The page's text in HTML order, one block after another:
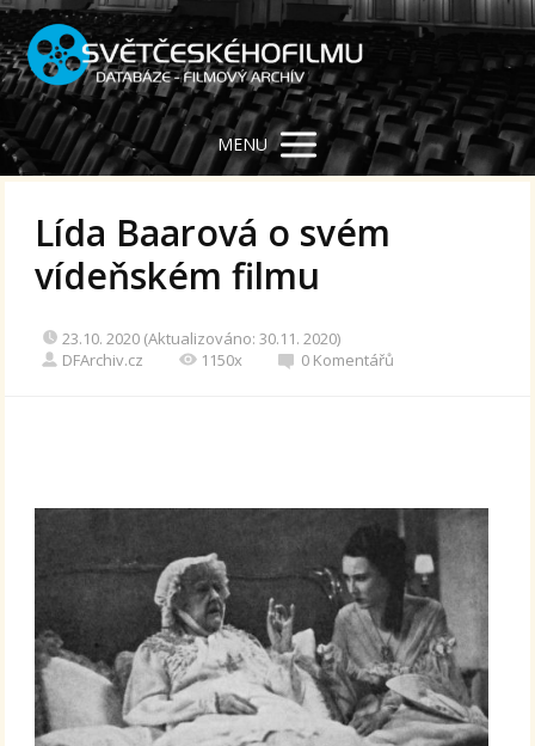
MENU
Lída Baarová o svém
vídeňském filmu
23.10. 2020 (Aktualizováno: 30.11. 2020)
DFArchiv.cz
1150x 0 Komentářů